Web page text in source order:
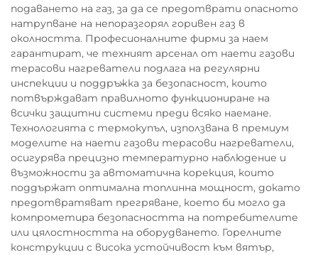
подаването на газ, за да се предотврати опасното
натрупване на непоразгорял горивен газ в
околността. Професионалните фирми за наем
гарантират, че техният арсенал от наети газови
терасови нагреватели подлага на регулярни
инспекции и поддръжка за безопасност, които
потвърждават правилното функциониране на
всички защитни системи преди всяко наемане.
Технологията с термокупъл, използвана в премиум
моделите на наети газови терасови нагреватели,
осигурява прецизно температурно наблюдение и
възможности за автоматична корекция, които
поддържат оптимална топлинна мощност, докато
предотвратяват прегряване, което би могло да
компрометира безопасността на потребителите
или цялостността на оборудването. Горелните
конструкции с висока устойчивост към вятър,